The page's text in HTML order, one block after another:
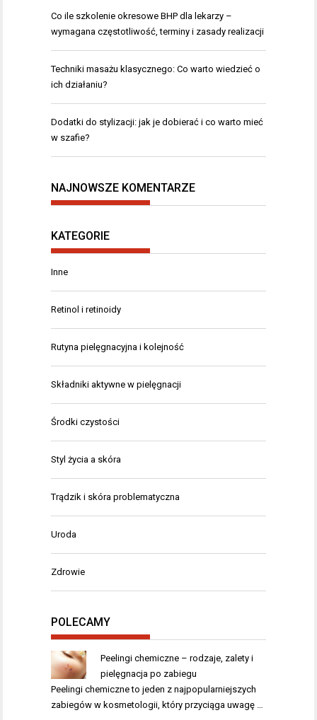
Co ile szkolenie okresowe BHP dla lekarzy –
wymagana częstotliwość, terminy i zasady realizacji
Techniki masażu klasycznego: Co warto wiedzieć o
ich działaniu?
Dodatki do stylizacji: jak je dobierać i co warto mieć
w szafie?
NAJNOWSZE KOMENTARZE
KATEGORIE
Inne
Retinol i retinoidy
Rutyna pielęgnacyjna i kolejność
Składniki aktywne w pielęgnacji
Środki czystości
Styl życia a skóra
Trądzik i skóra problematyczna
Uroda
Zdrowie
POLECAMY
Peelingi chemiczne – rodzaje, zalety i
pielęgnacja po zabiegu
Peelingi chemiczne to jeden z najpopularniejszych
zabiegów w kosmetologii, który przyciąga uwagę …